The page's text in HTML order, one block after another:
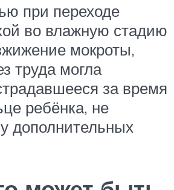
при переходе
во влажную стадию
мокроты,
труда могла
за время
ребёнка, не
дополнительных